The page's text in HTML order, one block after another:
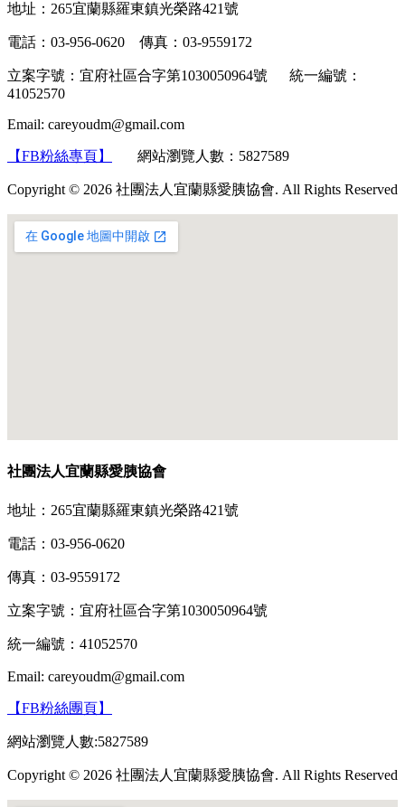
地址：265宜蘭縣羅東鎮光榮路421號
電話：03-956-0620 傳真：03-9559172
立案字號：宜府社區合字第1030050964號 統一編號：
41052570
Email: careyoudm@gmail.com
【FB粉絲專頁】 網站瀏覽人數：5827589
Copyright © 2026 社團法人宜蘭縣愛胰協會. All Rights Reserved
社團法人宜蘭縣愛胰協會
地址：265宜蘭縣羅東鎮光榮路421號
電話：03-956-0620
傳真：03-9559172
立案字號：宜府社區合字第1030050964號
統一編號：41052570
Email: careyoudm@gmail.com
【FB粉絲團頁】
網站瀏覽人數:5827589
Copyright © 2026 社團法人宜蘭縣愛胰協會. All Rights Reserved